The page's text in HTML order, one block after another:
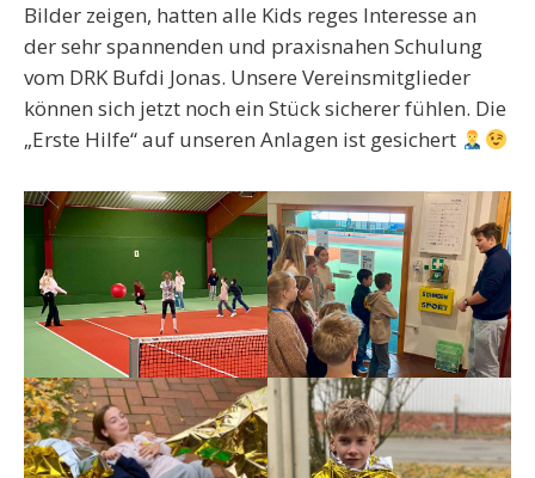
Bilder zeigen, hatten alle Kids reges Interesse an
der sehr spannenden und praxisnahen Schulung
vom DRK Bufdi Jonas. Unsere Vereinsmitglieder
können sich jetzt noch ein Stück sicherer fühlen. Die
„Erste Hilfe“ auf unseren Anlagen ist gesichert